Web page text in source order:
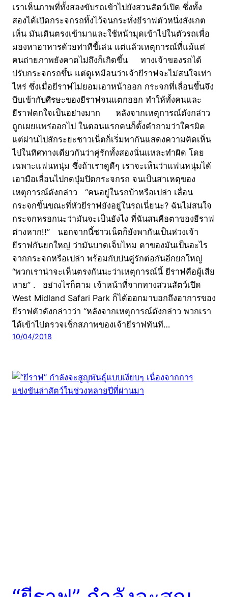
เราเห็นภาพที่ทั้งสองขับรถเข้าไปยังสวนสัตว์เปิด ซึ่งทั้ง
สองได้เปิดกระจกรถทิ้งไว้จนกระทั่งยีราฟตัวหนึ่งสังเกต
เห็น มันเดินตรงเข้ามาและใช้หน้ามุดเข้าไปในตัวรถเพื่อ
มองหาอาหารด้วยท่าทีขี้เล่น แต่แล้วเหตุการณ์ที่แม้แต่
คนถ่ายภาพยังคาดไม่ถึงก็เกิดขึ้น ทางเจ้าของรถได้
ปรับกระจกรถขึ้น แต่ดูเหมือนว่าเจ้ายีราฟจะไม่สนใจเท่า
ไหร่ ซึ่งเมื่อยีราฟไม่ยอมเอาหน้าออก กระจกที่เลื่อนขึ้นจึง
บีบเข้ากับศีรษะของยีราฟจนแตกออก ทำให้ทั้งคนและ
ยีราฟตกใจเป็นอย่างมาก หลังจากเหตุการณ์ดังกล่าว
ถูกเผยแพร่ออกไป ในตอนแรกคนก็ตั้งคำถามว่าใครผิด
แต่ผ่านไปสักระยะชาวเน็ตก็เริ่มพากันแสดงความคิดเห็น
ไปในทิศทางเดียวกันว่าคู่รักทั้งสองนั่นแหละทำผิด โดย
เฉพาะแฟนหนุ่ม ซึ่งถ้าเราดูดีๆ เราจะเห็นว่าแฟนหนุ่มได้
เอามือเลื่อนไปกดปุ่มปิดกระจกรถ จนเป็นสาเหตุของ
เหตุการณ์ดังกล่าว “คนอยู่ในรถบ้าหรือเปล่า เลื่อน
กระจกขึ้นขณะที่หัวยีราฟยังอยู่ในรถเนี่ยนะ? ฉันไม่สนใจ
กระจกหรอกนะว่ามันจะเป็นยังไง ที่ฉันสนคือตาของยีราฟ
ต่างหาก!!” นอกจากนี้ชาวเน็ตก็ยังพากันเป็นห่วงเจ้า
ยีราฟกันยกใหญ่ ว่ามันบาดเจ็บไหม ตาของมันเป็นอะไร
จากกระจกหรือเปล่า พร้อมกับบ่นคู่รักต่อกันอีกยกใหญ่
“พวกเราน่าจะเห็นตรงกันนะว่าเหตุการณ์นี้ ยีราฟคือผู้เสีย
หาย” . อย่างไรก็ตาม เจ้าหน้าที่จากทางสวนสัตว์เปิด
West Midland Safari Park ก็ได้ออกมาบอกถึงอาการของ
ยีราฟตัวดังกล่าวว่า “หลังจากเหตุการณ์ดังกล่าว พวกเรา
ได้เข้าไปตรวจเช็กสภาพของเจ้ายีราฟทันที…
10/04/2018